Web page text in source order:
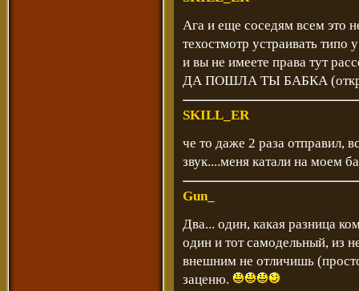
Ага и еще соседям всем это
техостмотр устраивать типо
и вы не имеете права тут
ДА ПОШЛА ТЫ БАБКА
SKILL_ER
че то даже 2 раза отправил,
звук....меня катали на моем
Gun_
Два... один, какая разница
один и тот самодельный, из
внешним не отличишь
заценю.